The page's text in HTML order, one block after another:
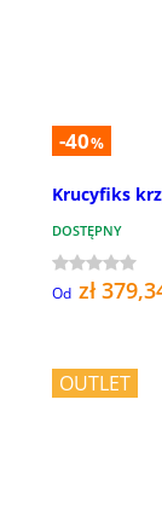
-40%
Krucyfiks
DOSTĘPNY
Od zł
OUTLET